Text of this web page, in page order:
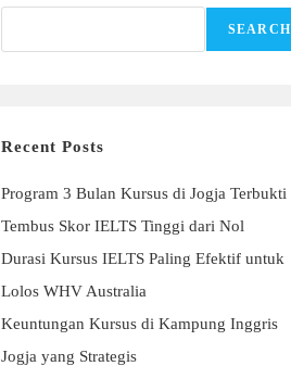
SEARCH
Recent Posts
Program 3 Bulan Kursus di Jogja Terbukti
Tembus Skor IELTS Tinggi dari Nol
Durasi Kursus IELTS Paling Efektif untuk
Lolos WHV Australia
Keuntungan Kursus di Kampung Inggris
Jogja yang Strategis